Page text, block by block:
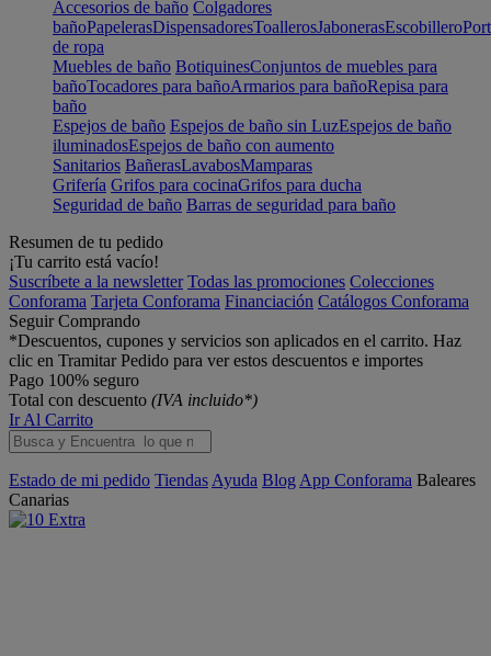
Accesorios de baño Colgadores
bañoPapelerasDispensadoresToallerosJabonerasEscobillero
de ropa
Muebles de baño BotiquinesConjuntos de muebles para
bañoTocadores para bañoArmarios para bañoRepisa para
baño
Espejos de baño Espejos de baño sin LuzEspejos de baño
iluminadosEspejos de baño con aumento
Sanitarios BañerasLavabosMamparas
Grifería Grifos para cocinaGrifos para ducha
Seguridad de baño Barras de seguridad para baño
Resumen de tu pedido
¡Tu carrito está vacío!
Suscríbete a la newsletter Todas las promociones Colecciones
Conforama Tarjeta Conforama Financiación Catálogos Conforama
Seguir Comprando
*Descuentos, cupones y servicios son aplicados en el carrito. Haz
clic en Tramitar Pedido para ver estos descuentos e importes
Pago 100% seguro
Total con descuento (IVA incluido*)
Ir Al Carrito
Estado de mi pedido Tiendas Ayuda Blog App Conforama Baleares
Canarias